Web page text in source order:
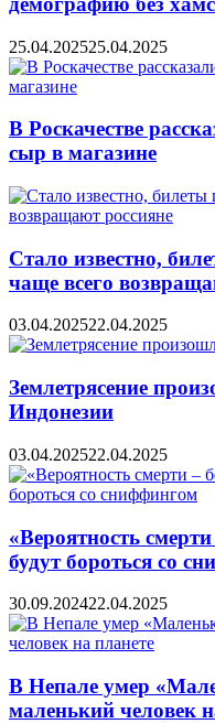
25.04.202525.04.2025
В Роскачестве
сыр в магазине
Стало известно,
чаще всего
03.04.202522.04.2025
Землетрясение
Индонезии
03.04.202522.04.2025
«Вероятность
будут бороться со
30.09.202422.04.2025
В Непале умер
маленький человек